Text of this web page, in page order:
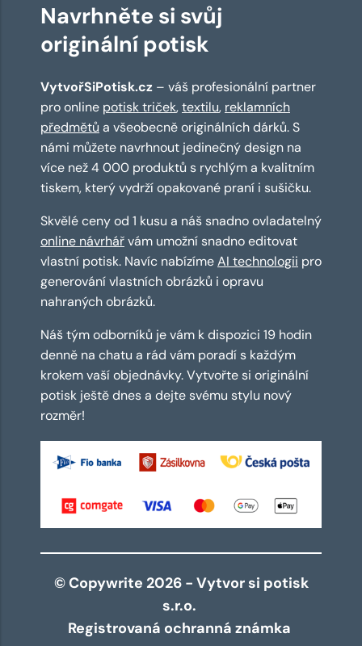
Navrhněte si svůj
originální potisk
VytvořSiPotisk.cz – váš profesionální partner
pro online potisk triček,textilu, reklamních
předmětů a všeobecně originálních dárků. S
námi můžete navrhnout jedinečný design na
více než 4 000 produktů s rychlým a kvalitním
tiskem, který vydrží opakované praní i sušičku.
Skvělé ceny od 1 kusu a náš snadno ovladatelný
online návrhářvám umožní snadno editovat
vlastní potisk. Navíc nabízímeAI technologii pro
generování vlastních obrázků i opravu
nahraných obrázků.
Náš tým odborníků je vám k dispozici 19 hodin
denně na chatu a rád vám poradí s každým
krokem vaší objednávky. Vytvořte si originální
potisk ještě dnes a dejte svému stylu nový
rozměr!
© Copywrite 2026 - Vytvor si potisk
s.r.o.
Registrovaná ochranná známka